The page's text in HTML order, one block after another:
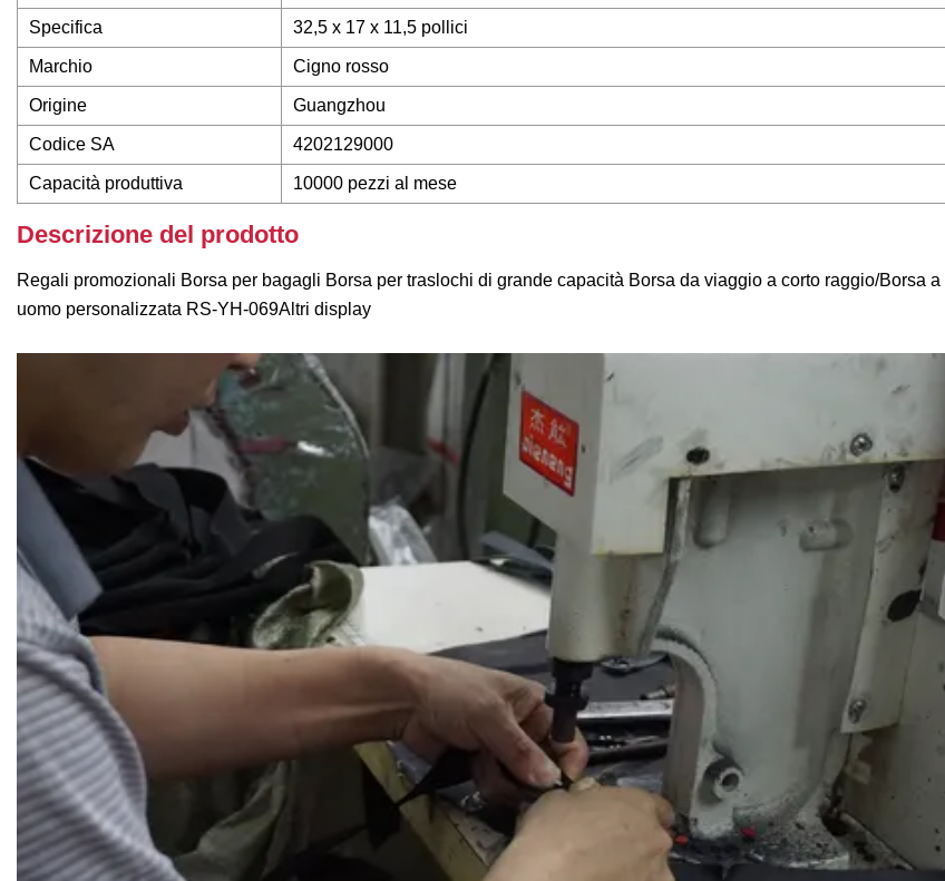
Specifica 32,5 x 17 x 11,5 pollici
Marchio Cigno rosso
Origine Guangzhou
Codice SA 4202129000
Capacità produttiva 10000 pezzi al mese
Descrizione del prodotto
Regali promozionali Borsa per bagagli Borsa per traslochi di grande capacità Borsa da viaggio a corto raggio/Borsa
uomo personalizzata RS-YH-069Altri display